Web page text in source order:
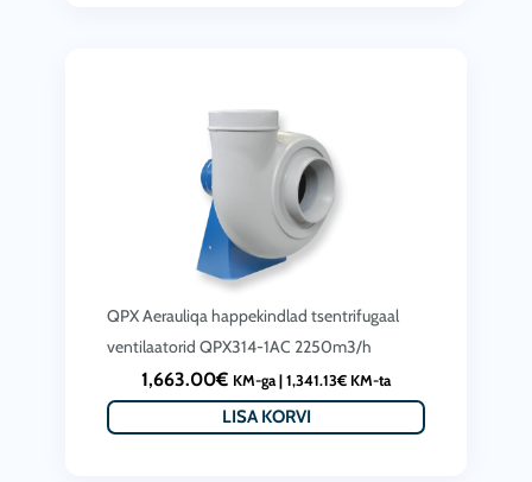
QPX Aerauliqa happekindlad tsentrifugaal
ventilaatorid QPX314-1AC 2250m3/h
1,663.00€ KM-ga | 1,341.13€ KM-ta
LISA KORVI